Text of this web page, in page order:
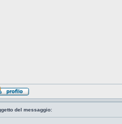
del messaggio: